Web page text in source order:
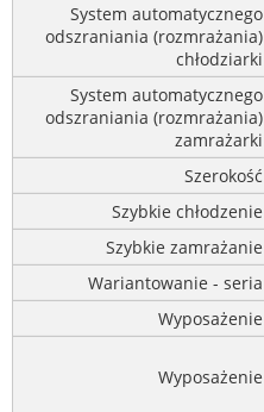
System automatycznego
odszraniania (rozmrażania)
chłodziarki
System automatycznego
odszraniania (rozmrażania)
zamrażarki
Szerokość
Szybkie chłodzenie
Szybkie zamrażanie
Wariantowanie - seria
Wyposażenie
Wyposażenie